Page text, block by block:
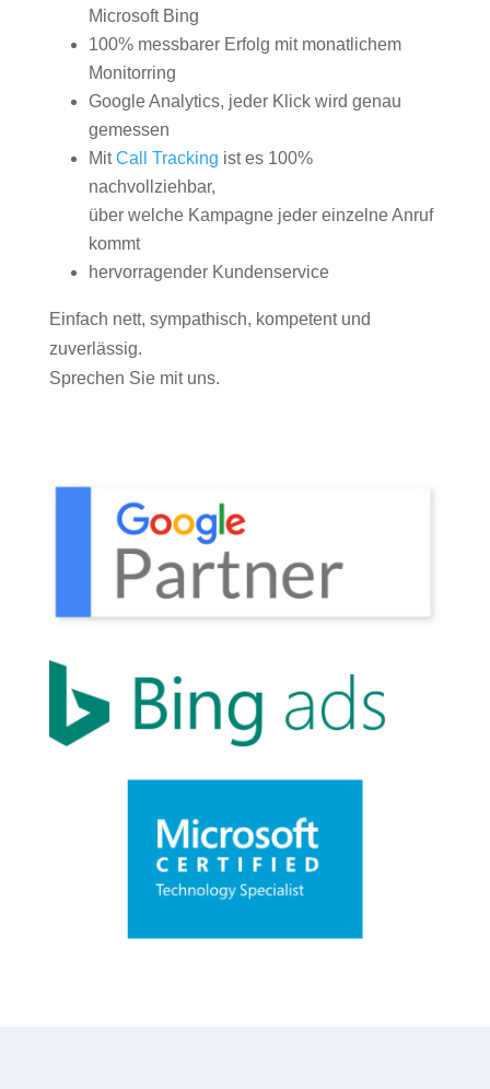
Microsoft Bing
100% messbarer Erfolg mit monatlichem
Monitorring
Google Analytics, jeder Klick wird genau
gemessen
MitCall Tracking ist es 100%
nachvollziehbar,
über welche Kampagne jeder einzelne Anruf
kommt
hervorragender Kundenservice
Einfach nett, sympathisch, kompetent und
zuverlässig.
Sprechen Sie mit uns.